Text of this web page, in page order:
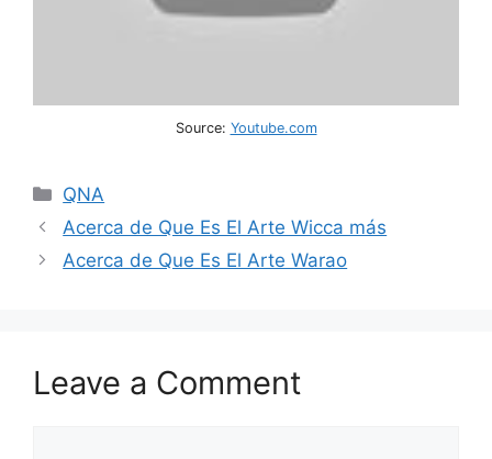
Source: Youtube.com
Categories
QNA
Acerca de Que Es El Arte Wicca más
Acerca de Que Es El Arte Warao
Leave a Comment